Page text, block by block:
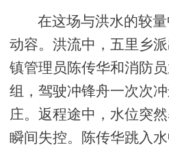
在这场与洪水的较
动容。洪流中，五里乡
镇管理员陈传华和消防
组，驾驶冲锋舟一次次
庄。返程途中，水位突
瞬间失控。陈传华跳入